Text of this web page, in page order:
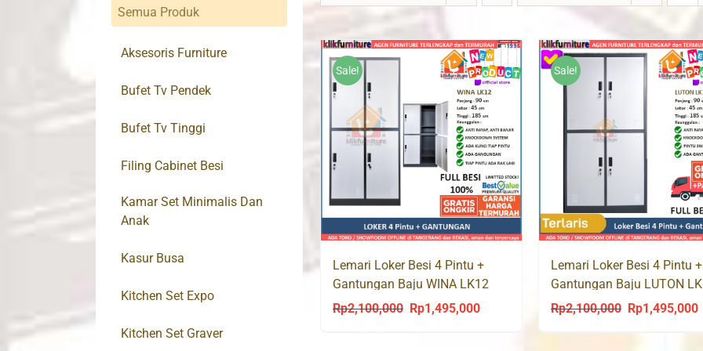
Sale!
Lemari Loker Besi 4 Pintu +
Gantungan Baju WINA LK12
Rp2,100,000
Original
Rp1,495,000Current
Sale!
Lemari Loker Besi 4 Pintu +
Gantungan Baju LUTON
Rp2,100,000
Original
Rp1,495,000
Semua Produk
Aksesoris Furniture
Bufet Tv Pendek
Bufet Tv Tinggi
Filing Cabinet Besi
Kamar Set Minimalis Dan
Anak
Kasur Busa
Kitchen Set Expo
Kitchen Set Graver